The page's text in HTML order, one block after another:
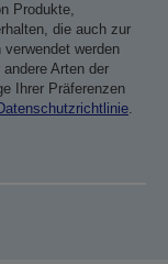
Produkte,
die auch zur
werden
Arten der
Ihrer Präferenzen
.